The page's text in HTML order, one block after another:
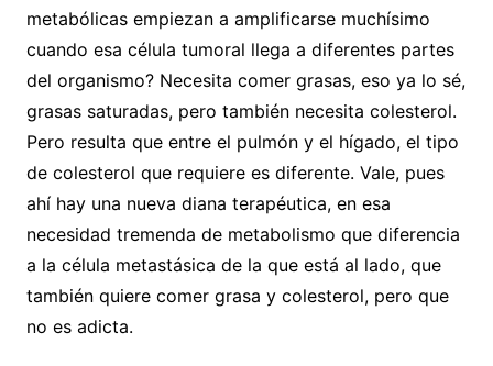
metabólicas empiezan a amplificarse muchísimo
cuando esa célula tumoral llega a diferentes partes
del organismo? Necesita comer grasas, eso ya lo sé,
grasas saturadas, pero también necesita colesterol.
Pero resulta que entre el pulmón y el hígado, el tipo
de colesterol que requiere es diferente. Vale, pues
ahí hay una nueva diana terapéutica, en esa
necesidad tremenda de metabolismo que diferencia
a la célula metastásica de la que está al lado, que
también quiere comer grasa y colesterol, pero que
no es adicta.